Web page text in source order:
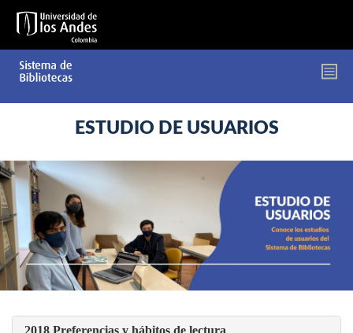
contenido
ESTUDIO DE USUARIOS
2018 Preferencias y hábitos de lectura